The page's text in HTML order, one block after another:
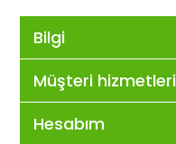
Bilgi
Müşteri hizmetleri
Hesabım